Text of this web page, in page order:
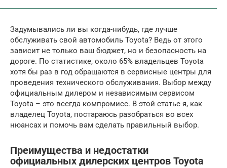
Задумывались ли вы когда-нибудь, где лучше
обслуживать свой автомобиль Toyota? Ведь от этого
зависит не только ваш бюджет, но и безопасность на
дороге. По статистике, около 65% владельцев Toyota
хотя бы раз в год обращаются в сервисные центры для
проведения технического обслуживания. Выбор между
официальным дилером и независимым сервисом
Toyota – это всегда компромисс. В этой статье я, как
владелец Toyota, постараюсь разобраться во всех
нюансах и помочь вам сделать правильный выбор.
Преимущества и недостатки
официальных дилерских центров Toyota